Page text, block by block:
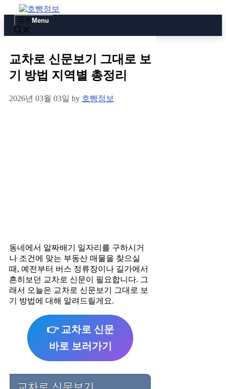
to
content
Menu
교차로 신문보기 그대로 보
기 방법 지역별 총정리
2026년 03월 03일 by 호빵정보
동네에서 알짜배기 일자리를 구하시거
나 조건에 맞는 부동산 매물을 찾으실
때, 예전부터 버스 정류장이나 길가에서
흔히보던 교차로 신문이 필요합니다. 그
래서 오늘은 교차로 신문보기 그대로 보
기 방법에 대해 알려드릴게요.
👉 교차로 신문
바로 보러가기
교차로 신문보기